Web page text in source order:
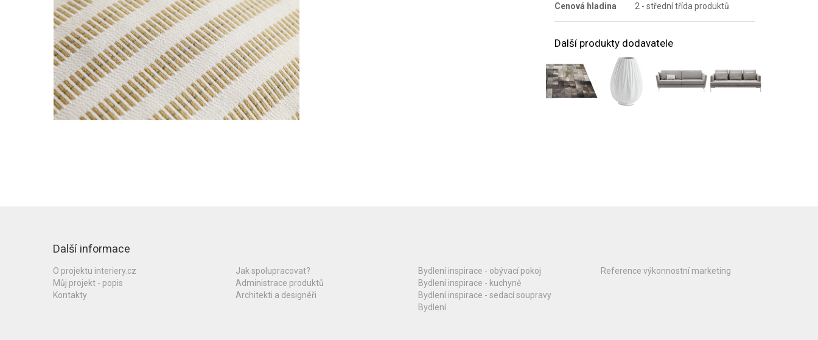
Cenová hladina
2 - střední třída produktů
Další produkty dodavatele
Další informace
O projektu interiery.cz
Můj projekt - popis
Kontakty
Jak spolupracovat?
Administrace produktů
Architekti a designéři
Bydlení inspirace - obývací pokoj
Bydlení inspirace - kuchyně
Bydlení inspirace - sedací soupravy
Bydlení
Reference výkonnostní marketing